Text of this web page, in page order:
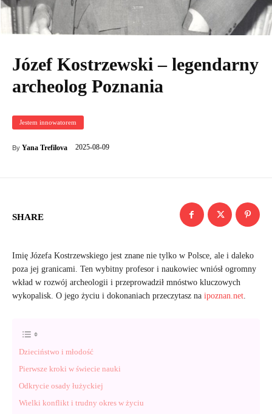
Józef Kostrzewski – legendarny
archeolog Poznania
Jestem innowatorem
By Yana Trefilova 2025-08-09
SHARE
Imię Józefa Kostrzewskiego jest znane nie tylko w Polsce, ale i daleko
poza jej granicami. Ten wybitny profesor i naukowiec wniósł ogromny
wkład w rozwój archeologii i przeprowadził mnóstwo kluczowych
wykopalisk. O jego życiu i dokonaniach przeczytasz na ipoznan.net.
Dzieciństwo i młodość
Pierwsze kroki w świecie nauki
Odkrycie osady łużyckiej
Wielki konflikt i trudny okres w życiu